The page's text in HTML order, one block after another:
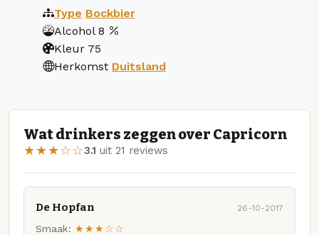
Type Bockbier
Alcohol 8
Kleur 75
Herkomst Duitsland
Wat drinkers zeggen over Capricorn
★★★☆☆3.1 uit 21 reviews
De Hopfan 26-10-2017
Smaak: ★★★☆☆